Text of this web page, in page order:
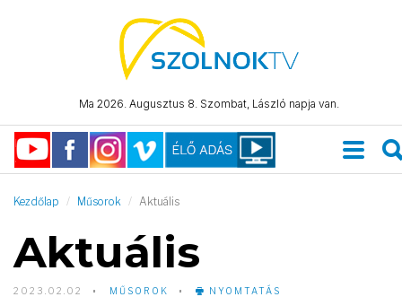
Ma 2026. Augusztus 8. Szombat, László napja van.
Kezdőlap Műsorok Aktuális
Aktuális
2023.02.02 MŰSOROK NYOMTATÁS